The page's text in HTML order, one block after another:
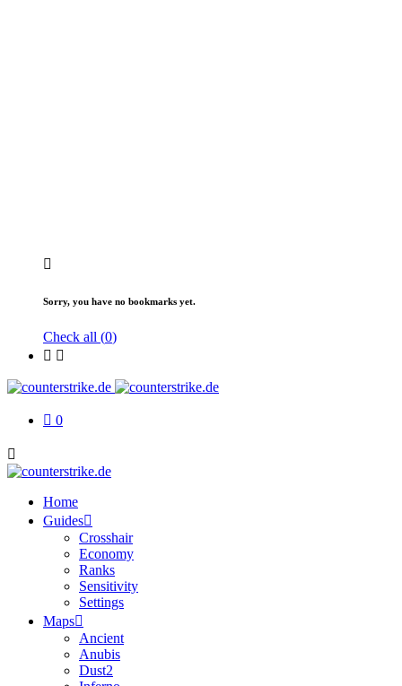
Sorry, you have no bookmarks yet.
Check all (0)
0
Home
Guides
Crosshair
Economy
Ranks
Sensitivity
Settings
Maps
Ancient
Anubis
Dust2